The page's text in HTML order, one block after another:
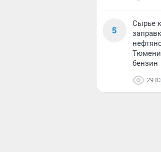
5
Сырье
бензин
29